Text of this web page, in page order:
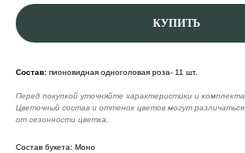
КУПИТЬ
Состав: пионовидная одноголовая роза- 11 шт.
Перед покупкой уточняйте характеристики и
Цветочный состав и оттенок цветов могут
от сезонности цветка.
Состав букета: Моно